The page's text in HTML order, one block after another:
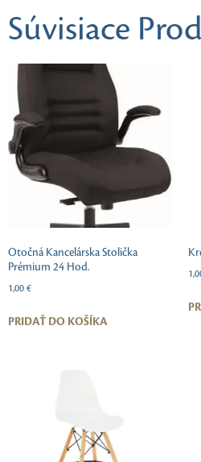
Súvisiace
Otočná Kancelárska Stolička
Prémium 24 Hod.
1,00 €
PRIDAŤ DO KOŠÍKA